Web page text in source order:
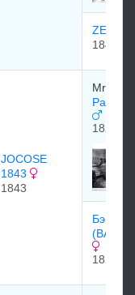
ZEILA
1840
JOCOSE
1843
1843
Mr.
1824
Бэнтер
1826